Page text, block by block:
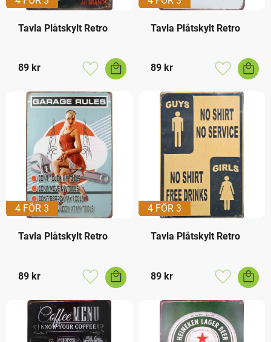
Tavla Plåtskylt Retro
89 kr
Lägg till i favoriter
Tavla Plåtskylt Retro
89 kr
Lägg till i
4 FÖR 3
Tavla Plåtskylt Retro
89 kr
Lägg till i favoriter
4 FÖR 3
Tavla Plåtskylt Retro
89 kr
Lägg till i